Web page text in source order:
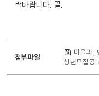
락바랍니다. 끝.
첨부파일
마을과_
청년모집공